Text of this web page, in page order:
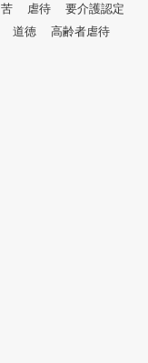
苦 虐待
要介護認定
道徳 高齢者虐待